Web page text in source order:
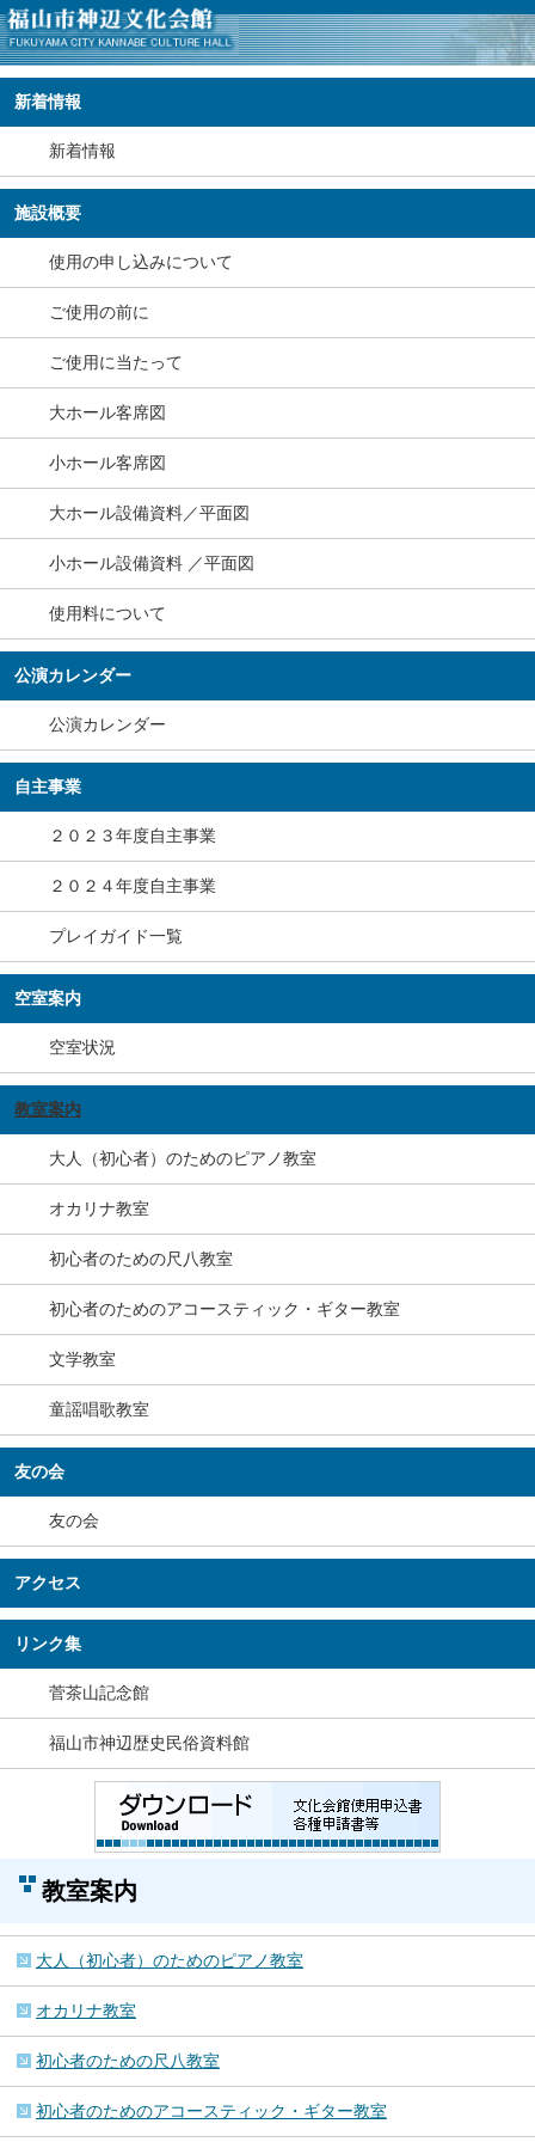
新着情報
新着情報
施設概要
使用の申し込みについて
ご使用の前に
ご使用に当たって
大ホール客席図
小ホール客席図
大ホール設備資料／平面図
小ホール設備資料 ／平面図
使用料について
公演カレンダー
公演カレンダー
自主事業
２０２３年度自主事業
２０２４年度自主事業
プレイガイド一覧
空室案内
空室状況
教室案内
大人（初心者）のためのピアノ教室
オカリナ教室
初心者のための尺八教室
初心者のためのアコースティック・ギター教室
文学教室
童謡唱歌教室
友の会
友の会
アクセス
リンク集
菅茶山記念館
福山市神辺歴史民俗資料館
教室案内
大人（初心者）のためのピアノ教室
オカリナ教室
初心者のための尺八教室
初心者のためのアコースティック・ギター教室